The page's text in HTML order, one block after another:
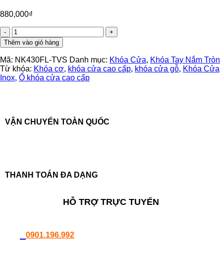
880,000₫
Khóa
tròn
nhà
vệ
sinh
màu
inox
số
lượng
Thêm vào giỏ hàng
Mã: NK430FL-TVS Danh mục: Khóa Cửa, Khóa Tay Nắm Tròn
Từ khóa: Khóa cơ, khóa cửa cao cấp, khóa cửa gỗ, Khóa Cửa
Inox, Ổ khóa cửa cao cấp
VẬN CHUYỂN TOÀN QUỐC
THANH TOÁN ĐA DẠNG
HỖ TRỢ TRỰC TUYẾN
0901.196.992